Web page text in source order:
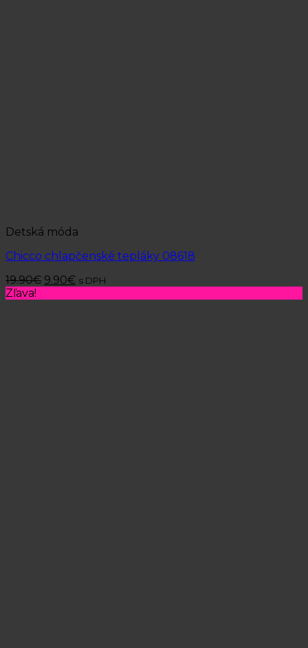
Detská móda
Chicco chlapčenské tepláky 08618
19.90€ 9.90€ s DPH
Zľava!